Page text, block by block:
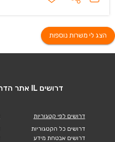
הצג לי משרות נוספות
דרושים IL אתר הדרושים של ישראל
דרושים לפי קטגוריות
דרושים כל הקטגוריות
דרושים אבטחת מידע